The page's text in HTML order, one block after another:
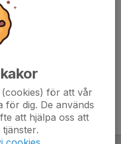
för att vår
för dig. De används
att hjälpa oss att